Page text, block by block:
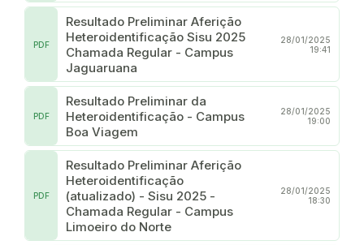
Resultado Preliminar Aferição
Heteroidentificação Sisu 2025
Chamada Regular - Campus
Jaguaruana
PDF
28/01/2025
19:41
Resultado Preliminar da
Heteroidentificação - Campus
Boa Viagem
PDF
28/01/2025
19:00
Resultado Preliminar Aferição
Heteroidentificação
(atualizado) - Sisu 2025 -
Chamada Regular - Campus
Limoeiro do Norte
PDF
28/01/2025
18:30